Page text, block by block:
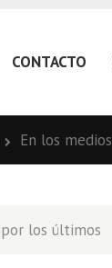
CONTACTO
En los medios